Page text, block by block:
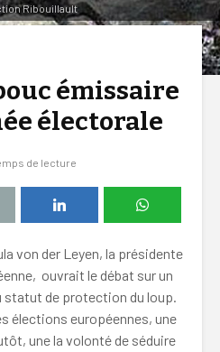
Ribouillault
émissaire
électorale
de lecture
von der Leyen, la présidente
ouvrait le débat sur un
statut de protection du loup.
élections européennes, une
une la volonté de séduire